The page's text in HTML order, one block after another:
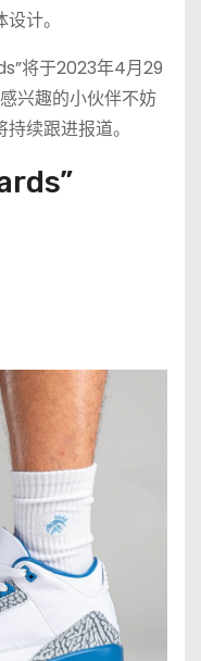
计。
将于2023年4月29
兴趣的小伙伴不妨
续跟进报道。